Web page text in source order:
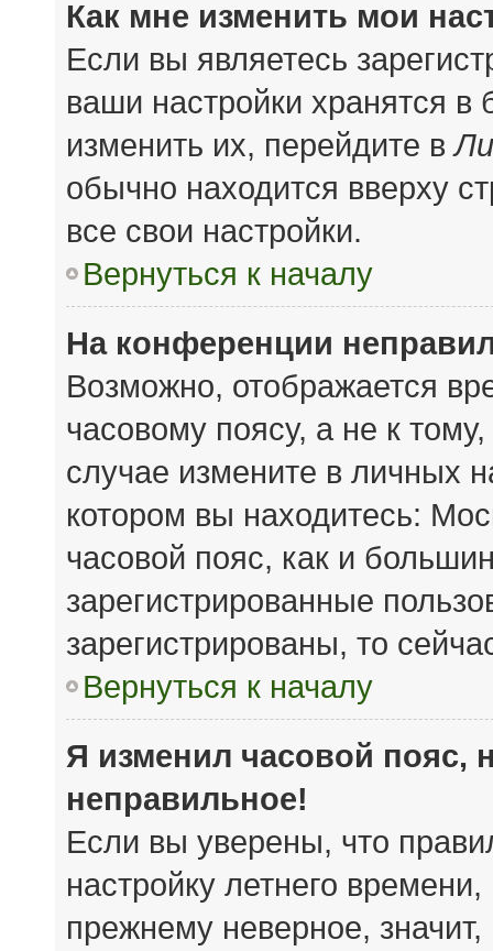
Как мне изменить мои
Если вы являетесь
ваши настройки хранятся
изменить их, перейдите в
обычно находится вверху
все свои настройки.
Вернуться к началу
На конференции
Возможно, отображается
часовому поясу, а не к
случае измените в личных
котором вы находитесь:
часовой пояс, как и
зарегистрированные
зарегистрированы, то
Вернуться к началу
Я изменил часовой пояс,
неправильное!
Если вы уверены, что
настройку летнего
прежнему неверное,